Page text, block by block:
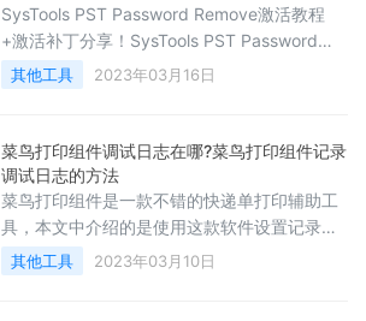
SysTools PST Password Remove激活教程
+激活补丁分享！SysTools PST Password
Remove是大家喜欢的一款PST密码删除工
具，但是SysTools PST Password Remove需
PST Password Remove呢？下面一起看看吧
其他工具 2023年03月16日
菜鸟打印组件调试日志在哪?菜鸟打印组件记录
调试日志的方法
菜鸟打印组件是一款不错的快递单打印辅助工
具，本文中介绍的是使用这款软件设置记录调
试日志的方法，欢迎需要的朋友阅读了解一下
其他工具 2023年03月10日